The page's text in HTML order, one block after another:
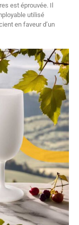
est éprouvée. Il
utilisé
en faveur d’un